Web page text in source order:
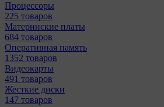
Процессоры
225 товаров
Материнcкие платы
684 товаров
Оперативная память
1352 товаров
Видеокарты
491 товаров
Жесткие диски
147 товаров